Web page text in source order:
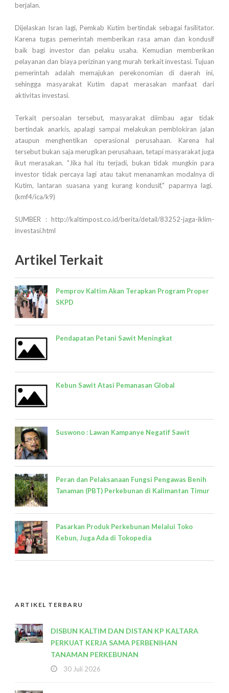
berjalan.
Dijelaskan Isran lagi, Pemkab Kutim bertindak sebagai fasilitator.
Karena tugas pemerintah memberikan rasa aman dan kondusif
baik bagi investor dan pelaku usaha. Kemudian memberikan
pelayanan dan biaya perizinan yang murah terkait investasi. Tujuan
pemerintah adalah memajukan perekonomian di daerah ini,
sehingga masyarakat Kutim dapat merasakan manfaat dari
aktivitas investasi.
Terkait persoalan tersebut, masyarakat diimbau agar tidak
bertindak anarkis, apalagi sampai melakukan pemblokiran jalan
ataupun menghentikan operasional perusahaan. Karena hal
tersebut bukan saja merugikan perusahaan, tetapi masyarakat juga
ikut merasakan. "Jika hal itu terjadi, bukan tidak mungkin para
investor tidak percaya lagi atau takut menanamkan modalnya di
Kutim, lantaran suasana yang kurang kondusif," paparnya lagi.
(kmf4/ica/k9)
SUMBER : http://kaltimpost.co.id/berita/detail/83252-jaga-iklim-
investasi.html
Artikel Terkait
Pemprov Kaltim Akan Terapkan Program Proper
SKPD
Pendapatan Petani Sawit Meningkat
Kebun Sawit Atasi Pemanasan Global
Suswono : Lawan Kampanye Negatif Sawit
Peran dan Pelaksanaan Fungsi Pengawas Benih
Tanaman (PBT) Perkebunan di Kalimantan Timur
Pasarkan Produk Perkebunan Melalui Toko
Kebun, Juga Ada di Tokopedia
ARTIKEL TERBARU
DISBUN KALTIM DAN DISTAN KP KALTARA
PERKUAT KERJA SAMA PERBENIHAN
TANAMAN PERKEBUNAN
30 Juli 2026